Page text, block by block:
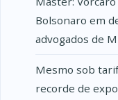
Bolsonaro em
advogados de
Mesmo sob
recorde de